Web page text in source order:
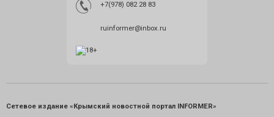
+7(978) 082 28 83
ruinformer@inbox.ru
Сетевое издание «Крымский новостной портал INFORMER»